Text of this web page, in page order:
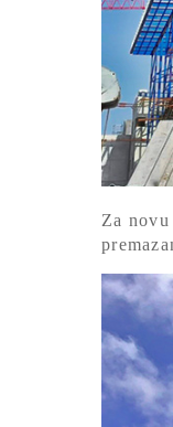
Za